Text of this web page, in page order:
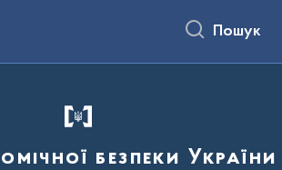
Пошук
безпеки України